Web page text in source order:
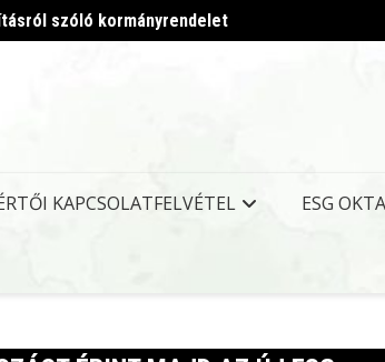
szóló kormányrendelet
KAPCSOLATFELVÉTEL ESG